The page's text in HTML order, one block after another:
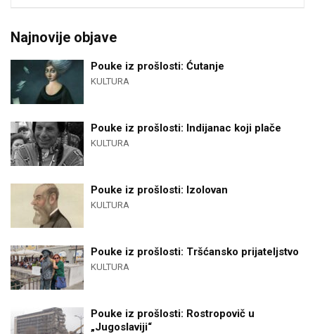
Najnovije objave
Pouke iz prošlosti: Ćutanje
KULTURA
Pouke iz prošlosti: Indijanac koji plače
KULTURA
Pouke iz prošlosti: Izolovan
KULTURA
Pouke iz prošlosti: Tršćansko prijateljstvo
KULTURA
Pouke iz prošlosti: Rostropovič u
„Jugoslaviji“